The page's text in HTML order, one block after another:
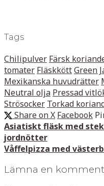
Tags
Chilipulver Färsk
tomater FläskköttGreen
Mexikanska huvudrätter
Neutral olja Pressad
Strösocker Torkad
Share on X Facebook
Asiatiskt fläsk med
jordnötter
Våffelpizza med
Lämna en